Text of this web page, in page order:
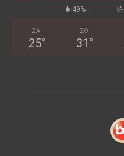
49%
ZA
25°
ZO
31 °